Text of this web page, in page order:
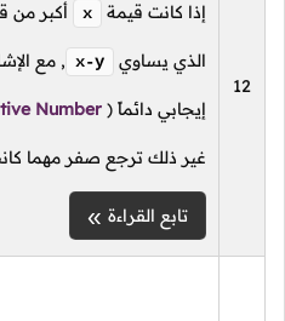
12
إذا كانت قيمة x أكبر من
الذي يساوي x-y
, مع
إيجابي دائماً (
Number
غير ذلك ترجع صفر مهما
تابع القراءة